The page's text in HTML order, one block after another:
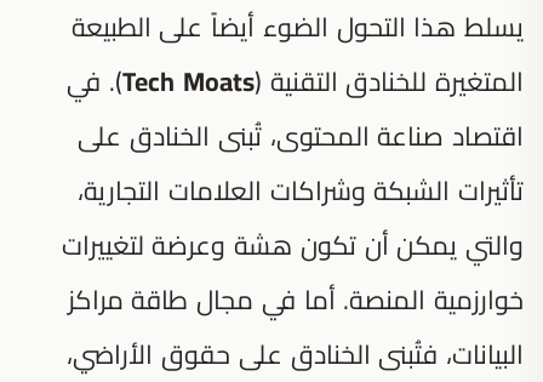
يسلط هذا التحول الضوء أيضاً على الطبيعة
المتغيرة للخنادق التقنية (Tech Moats). في
اقتصاد صناعة المحتوى، تُبنى الخنادق على
تأثيرات الشبكة وشراكات العلامات التجارية،
والتي يمكن أن تكون هشة وعرضة لتغييرات
خوارزمية المنصة. أما في مجال طاقة مراكز
البيانات، فتُبنى الخنادق على حقوق الأراضي،